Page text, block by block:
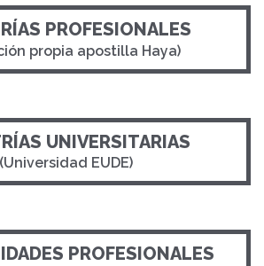
PROFESIONALES
propia apostilla Haya)
UNIVERSITARIAS
(Universidad EUDE)
PROFESIONALES